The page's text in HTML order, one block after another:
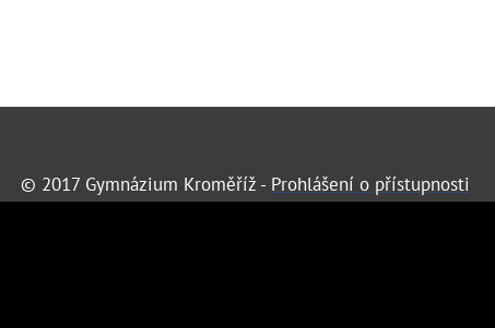
© 2017 Gymnázium Kroměříž - Prohlášení o přístupnosti